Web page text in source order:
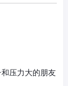
压力大的朋友